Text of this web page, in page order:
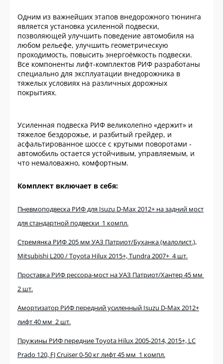
Одним из важнейших этапов внедорожного тюнинга
является установка усиленной подвески,
позволяющей улучшить поведение автомобиля на
любом рельефе, улучшить геометрическую
проходимость, повысить энергоёмкость подвески.
Все компоненты лифт-комплектов РИФ разработаны
специально для эксплуатации внедорожника в
тяжелых условиях на различных дорожных
покрытиях.
Усиленная подвеска РИФ великолепно «держит» и
тяжелое бездорожье, и разбитый грейдер, и
асфальтированное шоссе с крутыми поворотами -
автомобиль остается устойчивым, управляемым, и
что немаловажно, комфортным.
Комплект включает в себя:
Пневмоподвеска РИФ для Isuzu D-Max 2012+ на задний мост
для стандартной подвески 1 компл.
Стремянка РИФ 205 мм УАЗ Патриот/Буханка (малолист.),
Mitsubishi L200 / Toyota Hilux 2015+, Tundra 2007+ 4 шт.
Проставка РИФ рессора-мост на УАЗ Патриот/Хантер 45 мм
2 шт.
Амортизатор РИФ передний усиленный Isuzu D-Max 2012+
лифт 40 мм 2 шт.
Пружины РИФ передние Toyota Hilux 2005-2014, 2015+, LC
Prado 120, FJ Cruiser 0-50 кг лифт 45 мм 1 компл.